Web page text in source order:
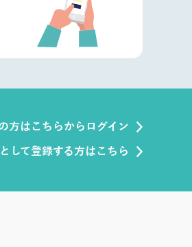
方はこちらからログイン
して登録する方はこちら